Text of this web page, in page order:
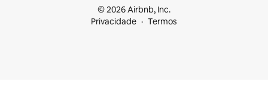
© 2026 Airbnb, Inc.
Privacidade
Termos